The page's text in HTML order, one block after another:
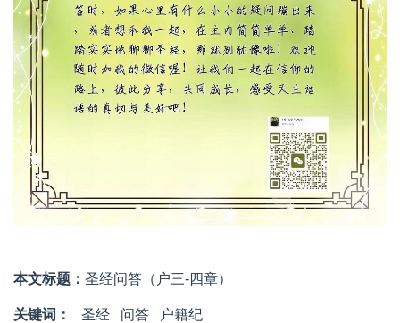
本文标题： 圣经问答（户三-四章）
关键词： 圣经 问答 户籍纪